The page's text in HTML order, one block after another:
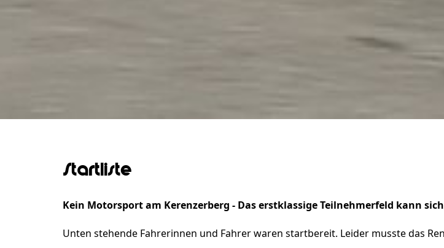
Startliste
Kein Motorsport am Kerenzerberg - Das erstklassige Teilnehmerfeld kann
Unten stehende Fahrerinnen und Fahrer waren startbereit. Leider musste das